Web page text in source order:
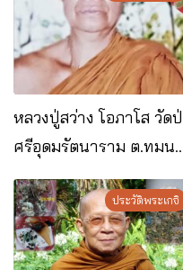
หลวงปู่สว่าง โอภาโส วัด
ศรีอุดมรัตนาราม ต.ทมนา
งาม อ.โนนสะอาด
จ.อุดรธานี
ประวัติพระเกจิ